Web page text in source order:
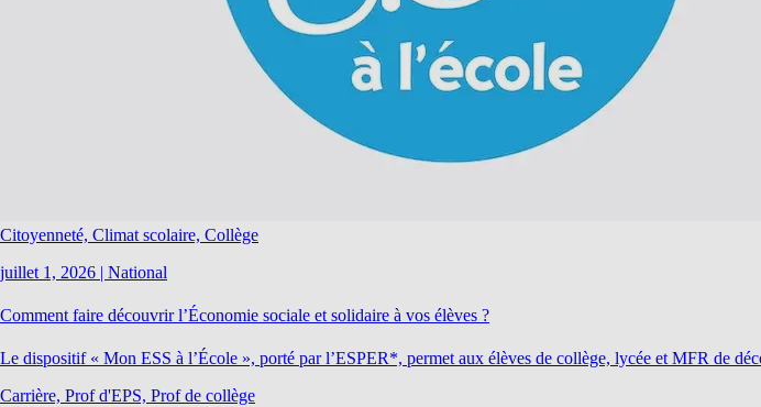
Citoyenneté, Climat scolaire, Collège
juillet 1, 2026 | National
Comment faire découvrir l’Économie sociale et solidaire à vos élèves ?
Le dispositif « Mon ESS à l’École », porté par l’ESPER*, permet aux élèves de collège, lycée et MFR de
Carrière, Prof d'EPS, Prof de collège